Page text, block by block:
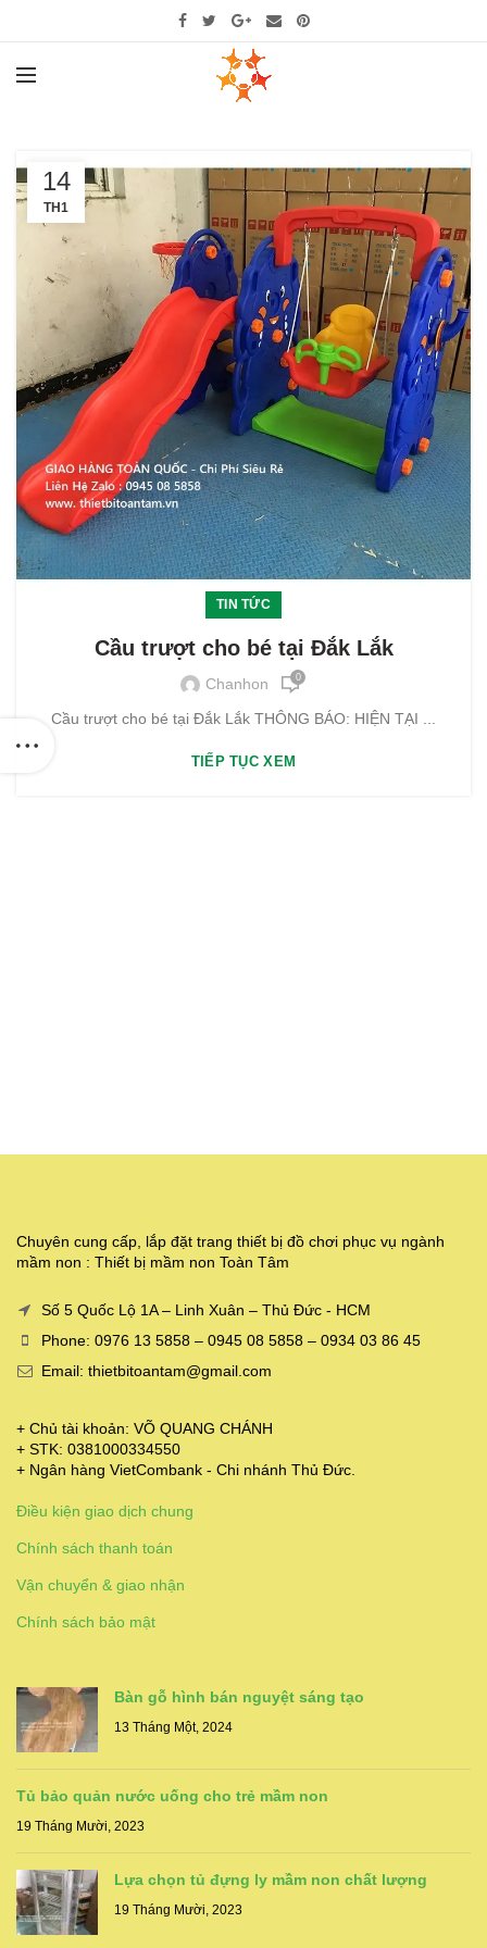
14
TH1
TIN TỨC
Cầu trượt cho bé tại Đắk Lắk
Chanhon 0
Cầu trượt cho bé tại Đắk Lắk THÔNG BÁO: HIỆN TẠI ...
TIẾP TỤC XEM
Chuyên cung cấp, lắp đặt trang thiết bị đồ chơi phục vụ ngành
mầm non : Thiết bị mầm non Toàn Tâm
Số 5 Quốc Lộ 1A – Linh Xuân – Thủ Đức - HCM
Phone: 0976 13 5858 – 0945 08 5858 – 0934 03 86 45
Email: thietbitoantam@gmail.com
+ Chủ tài khoản: VÕ QUANG CHÁNH
+ STK: 0381000334550
+ Ngân hàng VietCombank - Chi nhánh Thủ Đức.
Điều kiện giao dịch chung
Chính sách thanh toán
Vận chuyển & giao nhận
Chính sách bảo mật
Bàn gỗ hình bán nguyệt sáng tạo
13 Tháng Một, 2024
Tủ bảo quản nước uống cho trẻ mầm non
19 Tháng Mười, 2023
Lựa chọn tủ đựng ly mầm non chất lượng
19 Tháng Mười, 2023